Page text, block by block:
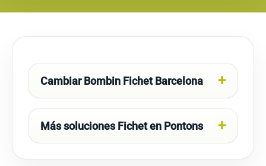
Cambiar Bombin Fichet Barcelona
Más soluciones Fichet en Pontons